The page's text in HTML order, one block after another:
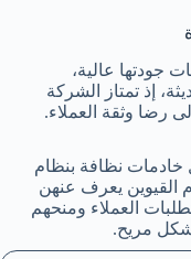
جودتها عالية،
إذ تمتاز الشركة
رضا وثقة العملاء.
خادمات نظافة بنظام
القيوين يعرف عنهن
العملاء ومنحهم
مريح.